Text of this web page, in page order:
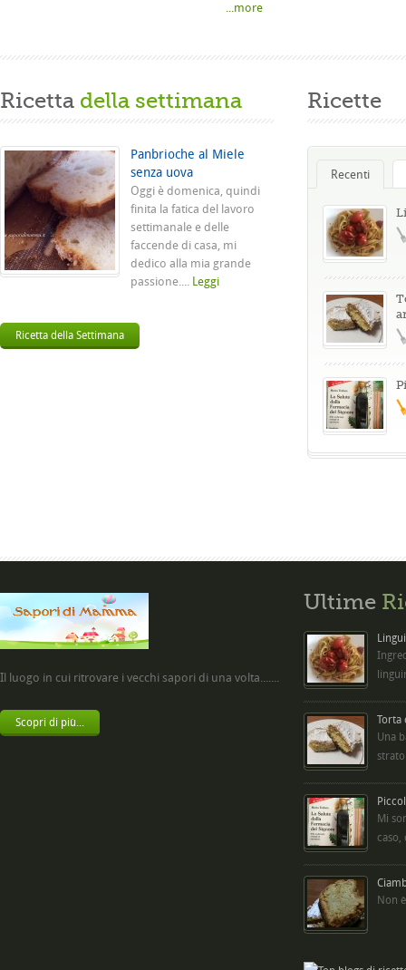
...more
Ricetta della settimana
Panbrioche al Miele
senza uova
Oggi è domenica, quindi
finita la fatica del lavoro
settimanale e delle
faccende di casa, mi
dedico alla mia grande
passione.... Leggi
Ricetta della Settimana
Ricette
Recenti
Il luogo in cui ritrovare i vecchi sapori di una volta.......
Scopri di più...
Ultime
Torta
Una
Mi
caso,
Non